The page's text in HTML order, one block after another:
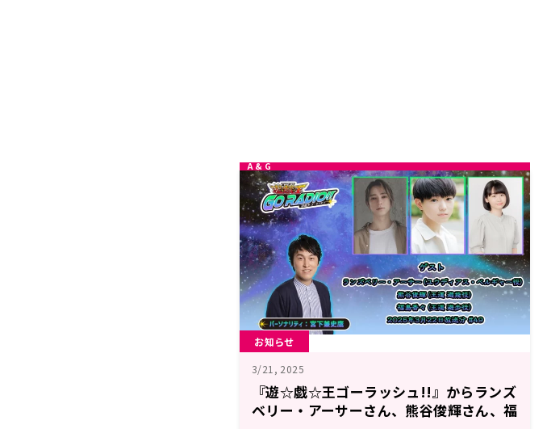
お知らせ
3/21, 2025
『遊☆戯☆王ゴーラッシュ!!』からランズ
ベリー・アーサーさん、熊谷俊輝さん、福